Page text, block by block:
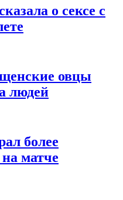
о сексе с
овцы
людей
более
матче